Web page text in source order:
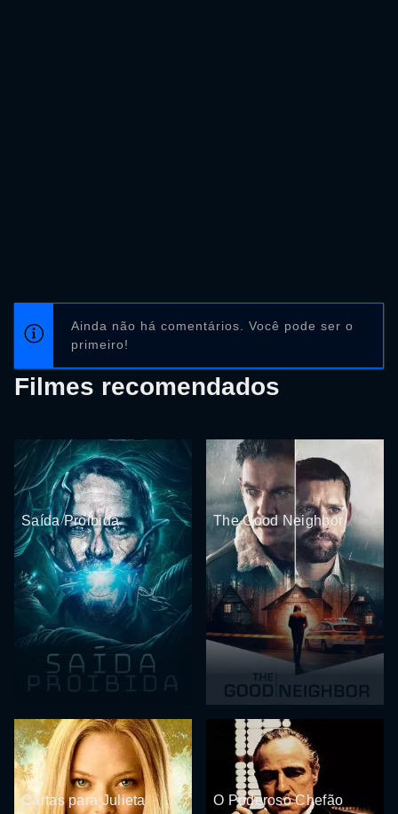
Ainda não há comentários. Você pode ser o
primeiro!
Filmes recomendados
Saída Proibida The Good Neighbor
Cartas para Julieta O Poderoso Chefão